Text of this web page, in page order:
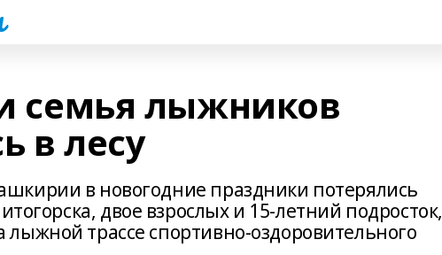
семья лыжников
в лесу
в новогодние праздники потерялись
двое взрослых и 15-летний подросток,
лыжной трассе спортивно-оздоровительного